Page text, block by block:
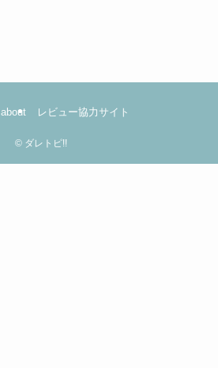
about レビュー協力サイト
© ダレトピ!!